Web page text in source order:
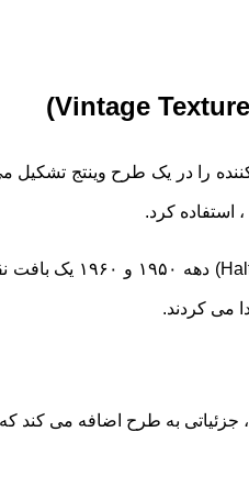
‌کننده را در یک طرح وینتج
استفاده کرد.
می ‌کردند.
جزئیاتی به طرح اضافه می